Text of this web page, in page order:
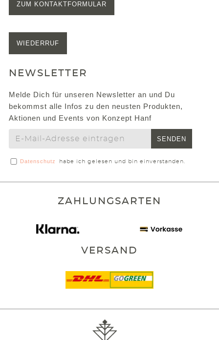
ZUM KONTAKTFORMULAR
WIEDERRUF
NEWSLETTER
Melde Dich für unseren Newsletter an und Du
bekommst alle Infos zu den neusten Produkten,
Aktionen und Events von Konzept Hanf
SENDEN
Datenschutz habe ich gelesen und bin einverstanden.
ZAHLUNGSARTEN
VERSAND